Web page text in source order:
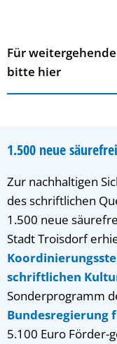
Für
bitte hier
1.500 neue
Zur nachhaltigen
des schriftlichen
1.500 neue
Stadt Troisdorf
schriftlichen
Sonderprogramm
Bundesregierung
5.100 Euro Förder-